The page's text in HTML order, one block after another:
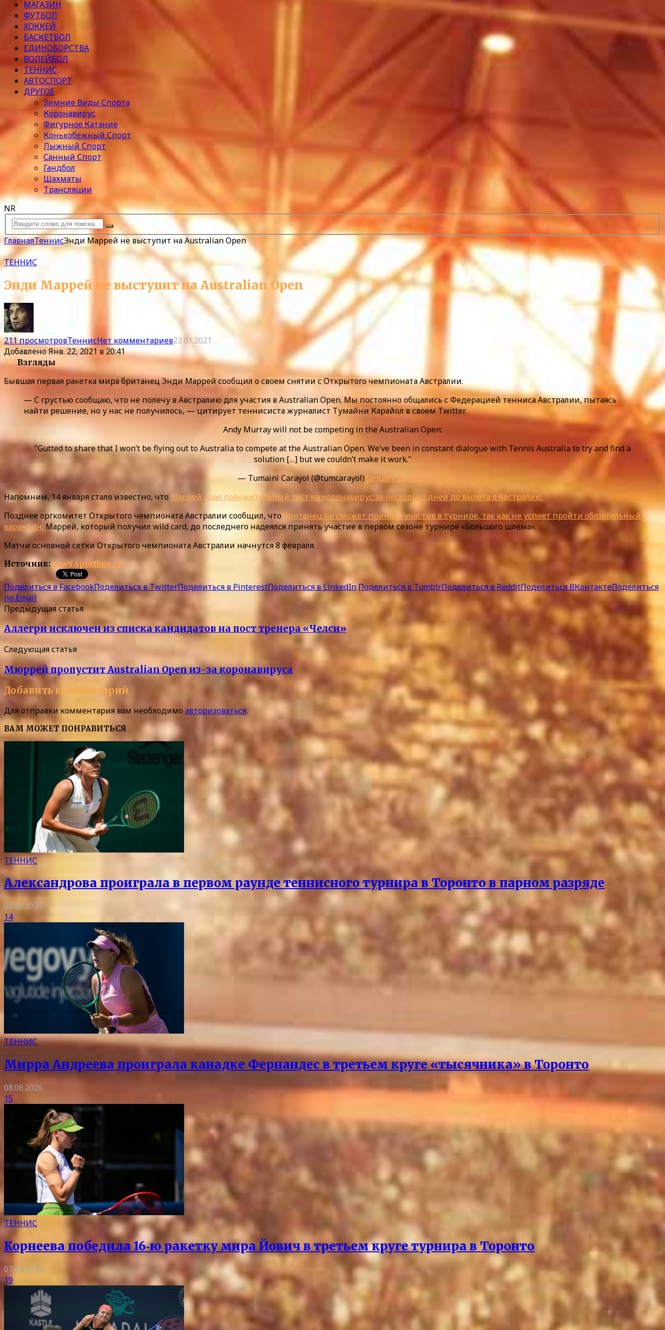
МАГАЗИН
ФУТБОЛ
ХОККЕЙ
БАСКЕТБОЛ
ЕДИНОБОРСТВА
ВОЛЕЙБОЛ
ТЕННИС
АВТОСПОРТ
ДРУГОЕ
Зимние Виды Спорта
Коронавирус
Фигурное Катание
Конькобежный Спорт
Лыжный Спорт
Санный Спорт
Гандбол
Шахматы
Трансляции
NR
ГлавнаяТеннисЭнди Маррей не выступит на Australian Open
ТЕННИС
Энди Маррей не выступит на Australian Open
211 просмотровТеннисНет комментариев22.01.2021
ДобавленоЯнв. 22, 2021 в 20:41
211Взгляды
Бывшая первая ракетка мира британец Энди Маррей сообщил о своем снятии с Открытого чемпионата Австралии.
— С грустью сообщаю, что не полечу в Австралию для участия в Australian Open. Мы постоянно общались с Федерацией тенниса Австралии, пытаясь
найти решение, но у нас не получилось, — цитирует теннисиста журналист Тумайни Карайол в своем Twitter.
Andy Murray will not be competing in the Australian Open:
"Gutted to share that I won’t be flying out to Australia to compete at the Australian Open. We’ve been in constant dialogue with Tennis Australia to try and find a
solution […] but we couldn’t make it work."
— Tumaini Carayol (@tumcarayol) January 22, 2021
Напомним, 14 января стало известно, что Маррей сдал положительный тест на коронавирус за несколько дней до вылета в Австралию.
Позднее оргкомитет Открытого чемпионата Австралии сообщил, чтобританец не сможет принять участия в турнире, так как не успеет пройти обязательный
карантин. Маррей, который получил wild card, до последнего надеялся принять участие в первом сезоне турнире «Большого шлема».
Матчи основной сетки Открытого чемпионата Австралии начнутся 8 февраля.
Источник:news.sportbox.ru
Поделиться в FacebookПоделиться в TwitterПоделиться в PinterestПоделиться в LinkedIn Поделиться в TumblrПоделиться в RedditПоделиться ВКонтактеПоделиться
по Email
Предыдущая статья
Аллегри исключен из списка кандидатов на пост тренера «Челси»
Следующая статья
Мюррей пропустит Australian Open из-за коронавируса
Добавить комментарий
Для отправки комментария вам необходимоавторизоваться.
ВАМ МОЖЕТ ПОНРАВИТЬСЯ
ТЕННИС
Александрова проиграла в первом раунде теннисного турнира в Торонто в парном разряде
08.08.2026
14
ТЕННИС
Мирра Андреева проиграла канадке Фернандес в третьем круге «тысячника» в Торонто
08.08.2026
15
ТЕННИС
Корнеева победила 16‑ю ракетку мира Йович в третьем круге турнира в Торонто
07.08.2026
19